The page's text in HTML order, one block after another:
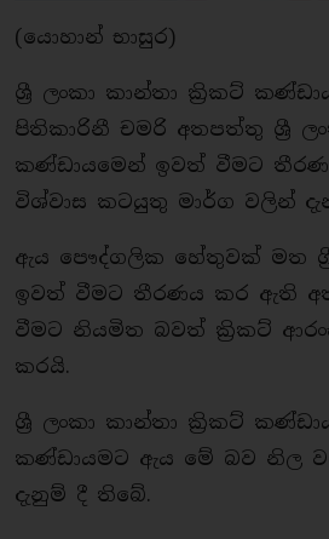
(යොහාන් භාසුර)
ශ්‍රී ලංකා කාන්තා ක්‍රිකට්
පිතිකාරිනී චමරි අතපත්තු ශ්‍රී
කණ්ඩායමෙන් ඉවත් වීමට
විශ්වාස කටයුතු මාර්ග වලින්
ඇය පෞද්ගලික හේතුවක් මත
ඉවත් වීමට තීරණය කර ඇති
වීමට නියමිත බවත් ක්‍රිකට්
කරයි.
ශ්‍රී ලංකා කාන්තා ක්‍රිකට්
කණ්ඩායමට ඇය මේ බව නිල
දැනුම් දී තිබේ.